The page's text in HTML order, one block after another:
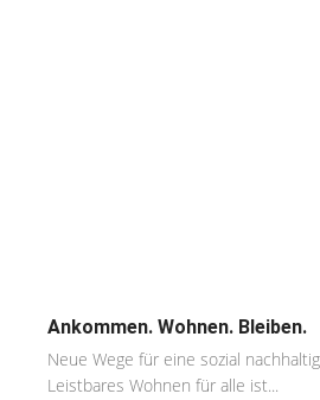
Ankommen. Wohnen. Bleiben.
Neue Wege für eine sozial
Leistbares Wohnen für alle ist...